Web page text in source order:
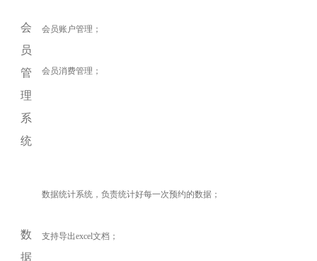
会
员
管
理
系
统
会员账户管理；
会员消费管理；
数
据
数据统计系统，负责统计好每一次预约的数据；
支持导出excel文档；